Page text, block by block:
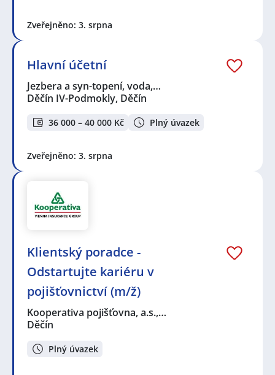
Zveřejněno: 3. srpna
Hlavní účetní
Jezbera a syn-topení, voda,…
Děčín IV-Podmokly, Děčín
36 000 – 40 000 Kč Plný úvazek
Zveřejněno: 3. srpna
Klientský poradce -
Odstartujte kariéru v
pojišťovnictví (m/ž)
Kooperativa pojišťovna, a.s.,…
Děčín
Plný úvazek